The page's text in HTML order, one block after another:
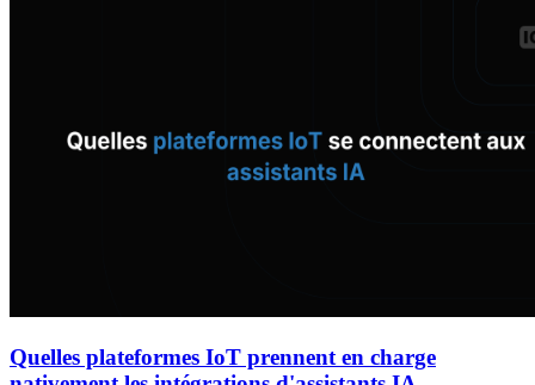
Quelles plateformes IoT prennent en charge